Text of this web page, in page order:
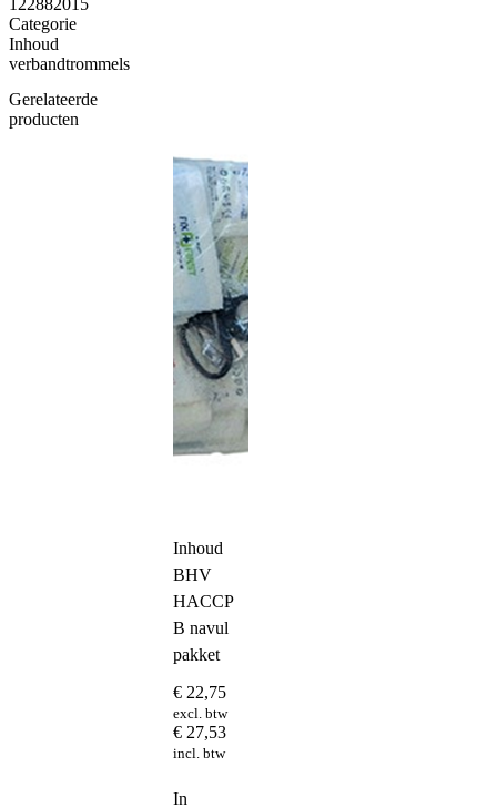
122882015
Categorie
Inhoud
verbandtrommels
Gerelateerde
producten
Inhoud
BHV
HACCP
B navul
pakket
€ 22,75
excl. btw
€ 27,53
incl. btw
In